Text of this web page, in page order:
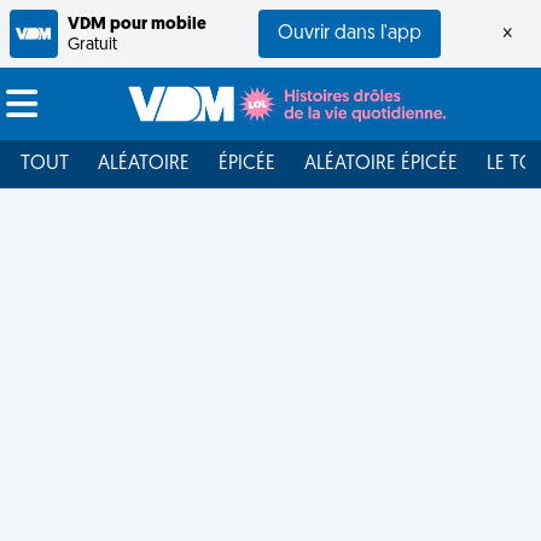
VDM pour mobile
Gratuit
Ouvrir dans l'app ×
TOUT ALÉATOIRE ÉPICÉE ALÉATOIRE ÉPICÉE LE